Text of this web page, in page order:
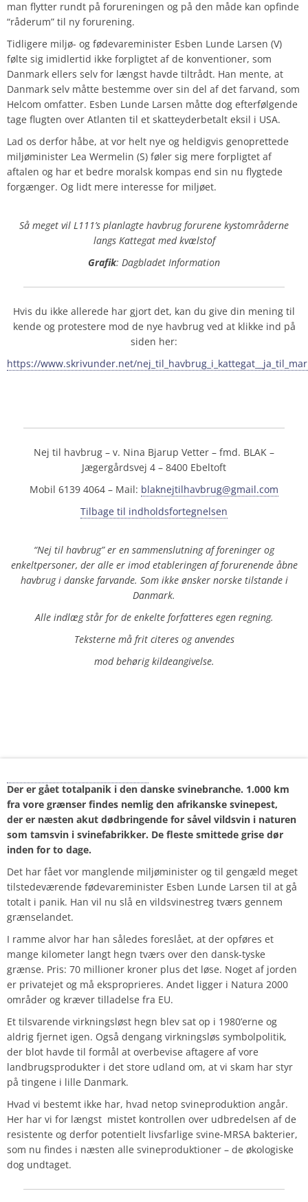
man flytter rundt på forureningen og på den måde kan opfinde
“råderum” til ny forurening.
Tidligere miljø- og fødevareminister Esben Lunde Larsen (V)
følte sig imidlertid ikke forpligtet af de konventioner, som
Danmark ellers selv for længst havde tiltrådt. Han mente, at
Danmark selv måtte bestemme over sin del af det farvand, som
Helcom omfatter. Esben Lunde Larsen måtte dog efterfølgende
tage flugten over Atlanten til et skatteyderbetalt eksil i USA.
Lad os derfor håbe, at vor helt nye og heldigvis genoprettede
miljøminister Lea Wermelin (S) føler sig mere forpligtet af
aftalen og har et bedre moralsk kompas end sin nu flygtede
forgænger. Og lidt mere interesse for miljøet.
Så meget vil L111’s planlagte havbrug forurene kystområderne
langs Kattegat med kvælstof
Grafik: Dagbladet Information
Hvis du ikke allerede har gjort det, kan du give din mening til
kende og protestere mod de nye havbrug ved at klikke ind på
siden her:
https://www.skrivunder.net/
Nej til havbrug – v. Nina Bjarup Vetter – fmd. BLAK –
Jægergårdsvej 4 – 8400 Ebeltoft
Mobil 6139 4064 – Mail: blaknejtilhavbrug@gmail.com
Tilbage til indholdsfortegnelsen
“Nej til havbrug” er en sammenslutning af foreninger og
enkeltpersoner, der alle er imod etableringen af forurenende åbne
havbrug i danske farvande. Som ikke ønsker norske tilstande i
Danmark.
Alle indlæg står for de enkelte forfatteres egen regning.
Teksterne må frit citeres og anvendes
mod behørig kildeangivelse.
Der er gået totalpanik i den danske svinebranche. 1.000 km
fra vore grænser findes nemlig den afrikanske svinepest,
der er næsten akut dødbringende for såvel vildsvin i naturen
som tamsvin i svinefabrikker. De fleste smittede grise dør
inden for to dage.
Det har fået vor manglende miljøminister og til gengæld meget
tilstedeværende fødevareminister Esben Lunde Larsen til at gå
totalt i panik. Han vil nu slå en vildsvinestreg tværs gennem
grænselandet.
I ramme alvor har han således foreslået, at der opføres et
mange kilometer langt hegn tværs over den dansk-tyske
grænse. Pris: 70 millioner kroner plus det løse. Noget af jorden
er privatejet og må eksproprieres. Andet ligger i Natura 2000
områder og kræver tilladelse fra EU.
Et tilsvarende virkningsløst hegn blev sat op i 1980’erne og
aldrig fjernet igen. Også dengang virkningsløs symbolpolitik,
der blot havde til formål at overbevise aftagere af vore
landbrugsprodukter i det store udland om, at vi skam har styr
på tingene i lille Danmark.
Hvad vi bestemt ikke har, hvad netop svineproduktion angår.
Her har vi for længst mistet kontrollen over udbredelsen af de
resistente og derfor potentielt livsfarlige svine-MRSA bakterier,
som nu findes i næsten alle svineproduktioner – de økologiske
dog undtaget.